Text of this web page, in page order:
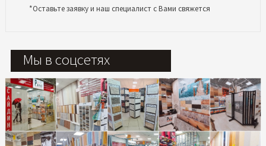
*Оставьте заявку и наш специалист с Вами свяжется
Мы в соцсетях